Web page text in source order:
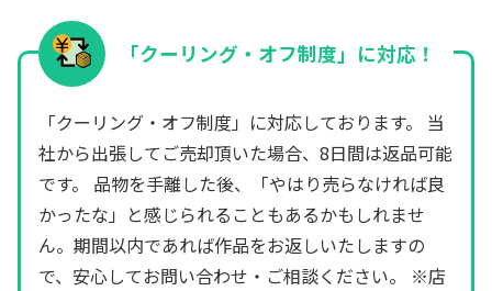
「クーリング・オフ制度」に対応！
「クーリング・オフ制度」に対応しております。 当
社から出張してご売却頂いた場合、8日間は返品可能
です。 品物を手離した後、「やはり売らなければ良
かったな」と感じられることもあるかもしれませ
ん。期間以内であれば作品をお返しいたしますの
で、安心してお問い合わせ・ご相談ください。 ※店